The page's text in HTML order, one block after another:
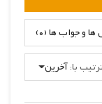
و جواب ها (0)
با: آخرین